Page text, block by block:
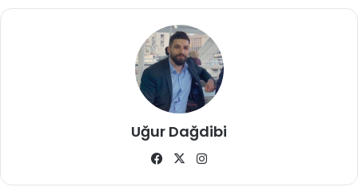
Uğur Dağdibi
Facebook
X